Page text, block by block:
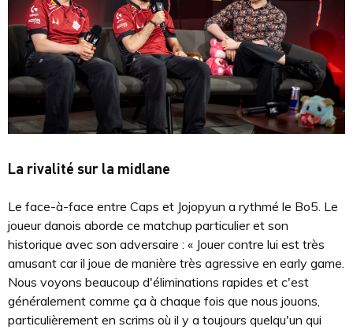
La rivalité sur la midlane
Le face-à-face entre Caps et Jojopyun a rythmé le Bo5. Le
joueur danois aborde ce matchup particulier et son
historique avec son adversaire : « Jouer contre lui est très
amusant car il joue de manière très agressive en early game.
Nous voyons beaucoup d'éliminations rapides et c'est
généralement comme ça à chaque fois que nous jouons,
particulièrement en scrims où il y a toujours quelqu'un qui